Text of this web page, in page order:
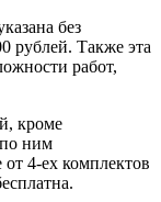
без
рублей. Также эта
работ,
кроме
ним
4-ех комплектов